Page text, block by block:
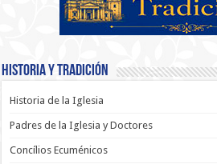
Historia y Tradición
Historia de la Iglesia
Padres de la Iglesia y Doctores
Concílios Ecuménicos